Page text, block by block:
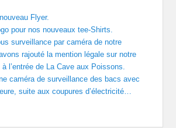
Flyer.
pour nos nouveaux tee-Shirts.
surveillance par caméra de notre
rajouté la mention légale sur notre
à l’entrée de La Cave aux Poissons.
caméra de surveillance des bacs avec
suite aux coupures d’électricité…